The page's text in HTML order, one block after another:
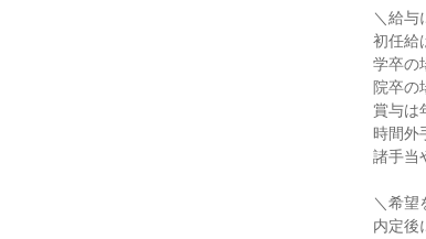
＼給与
初任給
学卒の
院卒の
賞与は
時間外
諸手当
＼希望
内定後